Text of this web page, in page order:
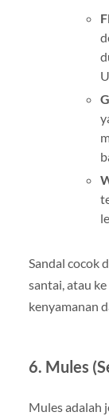
Sandal cocok
santai, atau
kenyamanan
6. Mules
Mules adalah